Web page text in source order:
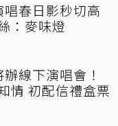
唱春日影秒切高
：麥味燈
線下演唱會！
情 初配信禮盒票